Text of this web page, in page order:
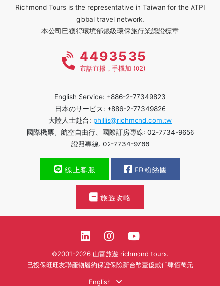
Richmond Tours is the representative in Taiwan for the ATPI
global travel network.
本公司已獲得環境部銀級環保旅行業認證標章
4493535
市話直撥，手機加 (02)
English Service: +886-2-77349823
日本のサービス: +886-2-77349826
大陸人士赴台: phillis@richmond.com.tw
國際機票、航空自由行、國際訂房專線: 02-7734-9656
證照專線: 02-7734-9766
線上客服 FB粉絲團
旅遊攻略
©2001-2026 山富旅遊 richmond tours.
已投保旺旺友聯產物履約保證保險新台幣壹億貳仟肆佰萬元
English